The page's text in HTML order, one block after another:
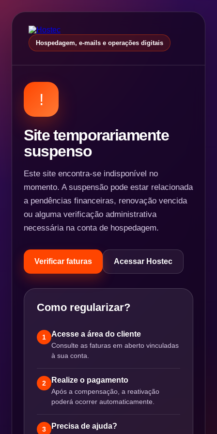
Hospedagem, e-mails e operações digitais
!
Site temporariamente
suspenso
Este site encontra-se indisponível no
momento. A suspensão pode estar relacionada
a pendências financeiras, renovação vencida
ou alguma verificação administrativa
necessária na conta de hospedagem.
Verificar faturas Acessar Hostec
Como regularizar?
1 Acesse a área do cliente
Consulte as faturas em aberto vinculadas
à sua conta.
2 Realize o pagamento
Após a compensação, a reativação
poderá ocorrer automaticamente.
3 Precisa de ajuda?